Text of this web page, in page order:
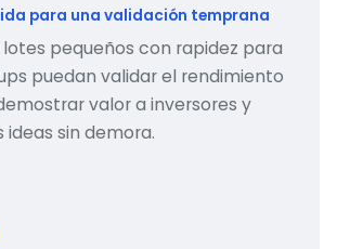
para una validación temprana
pequeños con rapidez para
puedan validar el rendimiento
valor a inversores y
sin demora.